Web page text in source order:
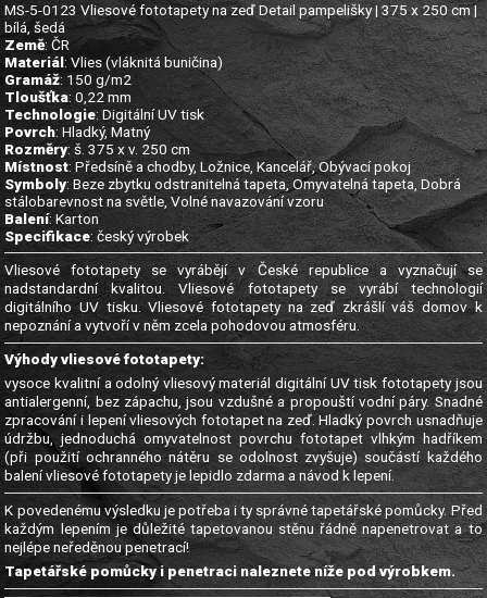
MS-5-0123 Vliesové fototapety na zeď Detail pampelišky | 375 x 250 cm |
bílá, šedá
Země: ČR
Materiál: Vlies (vláknitá buničina)
Gramáž: 150 g/m2
Tloušťka: 0,22 mm
Technologie: Digitální UV tisk
Povrch: Hladký, Matný
Rozměry: š. 375 x v. 250 cm
Místnost: Předsíně a chodby, Ložnice, Kancelář, Obývací pokoj
Symboly: Beze zbytku odstranitelná tapeta, Omyvatelná tapeta, Dobrá
stálobarevnost na světle, Volné navazování vzoru
Balení: Karton
Specifikace: český výrobek
Vliesové fototapety se vyrábějí v České republice a vyznačují se
nadstandardní kvalitou. Vliesové fototapety se vyrábí technologií
digitálního UV tisku. Vliesové fototapety na zeď zkrášlí váš domov k
nepoznání a vytvoří v něm zcela pohodovou atmosféru.
Výhody vliesové fototapety:
vysoce kvalitní a odolný vliesový materiál digitální UV tisk fototapety jsou
antialergenní, bez zápachu, jsou vzdušné a propouští vodní páry. Snadné
zpracování i lepení vliesových fototapet na zeď. Hladký povrch usnadňuje
údržbu, jednoduchá omyvatelnost povrchu fototapet vlhkým hadříkem
(při použití ochranného nátěru se odolnost zvyšuje) součástí každého
balení vliesové fototapety je lepidlo zdarma a návod k lepení.
K povedenému výsledku je potřeba i ty správné tapetářské pomůcky. Před
každým lepením je důležité tapetovanou stěnu řádně napenetrovat a to
nejlépe neředěnou penetrací!
Tapetářské pomůcky i penetraci naleznete níže pod výrobkem.